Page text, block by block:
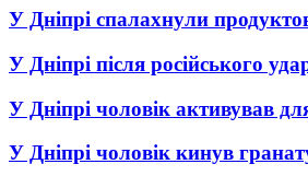
У Дніпрі спалахнули
У Дніпрі після російського
У Дніпрі чоловік активував
У Дніпрі чоловік кинув